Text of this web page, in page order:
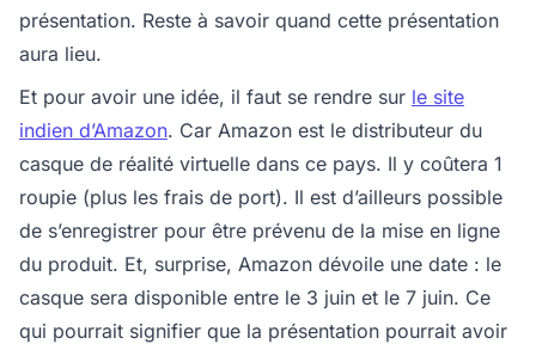
présentation. Reste à savoir quand cette présentation
aura lieu.
Et pour avoir une idée, il faut se rendre sur le site
indien d’Amazon. Car Amazon est le distributeur du
casque de réalité virtuelle dans ce pays. Il y coûtera 1
roupie (plus les frais de port). Il est d’ailleurs possible
de s’enregistrer pour être prévenu de la mise en ligne
du produit. Et, surprise, Amazon dévoile une date : le
casque sera disponible entre le 3 juin et le 7 juin. Ce
qui pourrait signifier que la présentation pourrait avoir